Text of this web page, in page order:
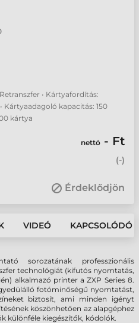
• Kártyafordítás:
Kártyaadagoló kapacitás: 150
kártya
nettó - Ft
(-)
Érdeklődjön
VIDEÓ KAPCSOLÓDÓ
sorozatának professzionális
technológiát (kifutós nyomtatás,
alkalmazó printer a ZXP Series 8.
fotóminőségű nyomtatást,
biztosít, ami minden igényt
köszönhetően az alapgéphez
különféle kiegészítők, kódolók.